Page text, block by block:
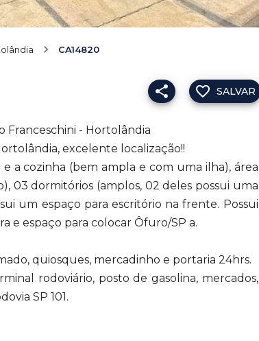
CA14820
Franceschini - Hortolândia
excelente localização!!
a cozinha (bem ampla e com uma ilha), área
03 dormitórios (amplos, 02 deles possui uma
um espaço para escritório na frente. Possui
e espaço para colocar Ôfuro/SP a.
quiosques, mercadinho e portaria 24hrs.
rodoviário, posto de gasolina, mercados,
SP 101.
SALVAR